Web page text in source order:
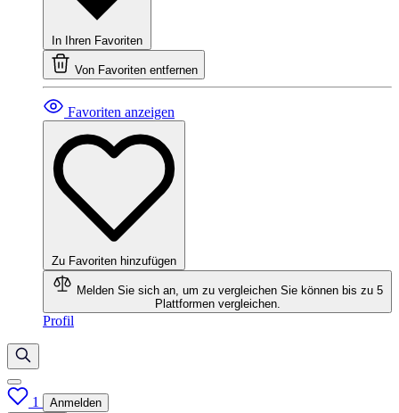
In Ihren Favoriten
Von Favoriten entfernen
Favoriten anzeigen
Zu Favoriten hinzufügen
Melden Sie sich an, um zu vergleichen Sie können bis zu 5
Plattformen vergleichen.
Profil
1
Anmelden